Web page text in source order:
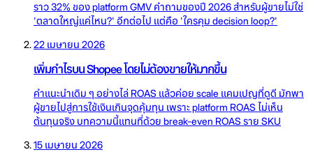
ราว 32% ของ platform GMV คำถามของปี 2026 สำหรับผู้ขายไม่ใช่
'ตลาดใหญ่แค่ไหน?' อีกต่อไป แต่คือ 'ใครคุม decision loop?'
22 เมษายน 2026
เพิ่มกำไรบน Shopee โดยไม่ต้องขายให้มากขึ้น
คำแนะนำเดิม ๆ อย่างไล่ ROAS แล้วค่อย scale แคมเปญที่ดูดี มักพา
ผู้ขายไปสู่การใช้เงินเกินจุดคุ้มทุน เพราะ platform ROAS ไม่เห็น
ต้นทุนจริง บทความนี้แทนที่ด้วย break-even ROAS ราย SKU
15 เมษายน 2026